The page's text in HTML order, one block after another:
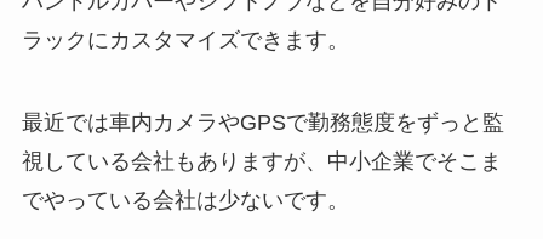
ラックにカスタマイズできます。
最近では車内カメラやGPSで勤務態度をずっと監
視している会社もありますが、中小企業でそこま
でやっている会社は少ないです。